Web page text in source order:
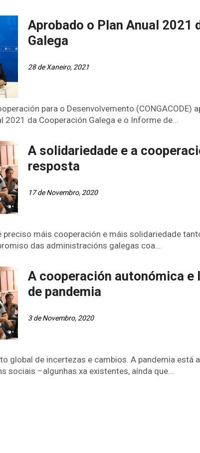
Aprobado o Plan Anual 2021
Galega
28 de Xaneiro, 2021
para o Desenvolvemento (CONGACODE)
2021 da Cooperación Galega e o Informe de...
A solidariedade e a
resposta
17 de Novembro, 2020
preciso máis cooperación e máis solidariedade
das administracións galegas coa...
A cooperación autonómica e
de pandemia
3 de Novembro, 2020
global de incertezas e cambios. A pandemia está
sociais –algunhas xa existentes, aínda que...